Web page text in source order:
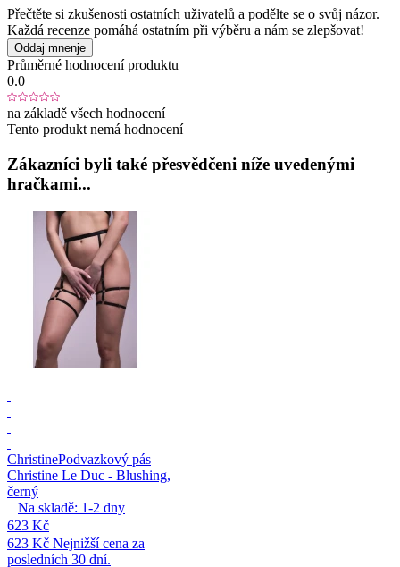
Přečtěte si zkušenosti ostatních uživatelů a podělte se o svůj názor.
Každá recenze pomáhá ostatním při výběru a nám se zlepšovat!
Oddaj mnenje
Průměrné hodnocení produktu
0.0
na základě všech hodnocení
Tento produkt nemá hodnocení
Zákazníci byli také přesvědčeni níže uvedenými
hračkami...
ChristinePodvazkový pás
Christine Le Duc - Blushing,
černý
Na skladě: 1-2 dny
623 Kč
623 Kč Nejnižší cena za
posledních 30 dní.